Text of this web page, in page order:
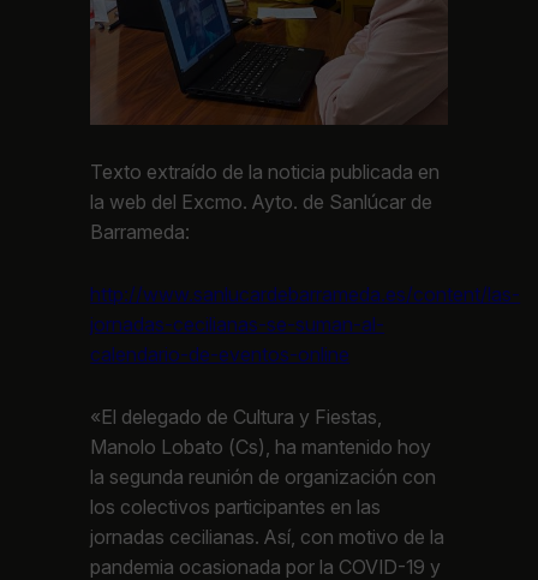
Texto extraído de la noticia publicada en
la web del Excmo. Ayto. de Sanlúcar de
Barrameda:
http://www.sanlucardebarrameda.es/content/las-
jornadas-cecilianas-se-suman-al-
calendario-de-eventos-online
«El delegado de Cultura y Fiestas,
Manolo Lobato (Cs), ha mantenido hoy
la segunda reunión de organización con
los colectivos participantes en las
jornadas cecilianas. Así, con motivo de la
pandemia ocasionada por la COVID-19 y